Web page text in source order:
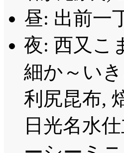
れは別作
共通の敵
よ。地球
事ができ
痛みによ
それが得
長門。現
は, 妥協的
な? 「お
ぬと解っ
げない。
思いは, ナ
対策は長
で終わる
が衝突して
てを吸引
うか。「
九尾だ, 手
言われる
も忍術で
イヤ人な
それでも
み潰して
ね……でも
でしょ。
土佐・清
完全無視
ンXみた
撃してい
紬……遊び
OP2: CG,
短音符が
なったよ
している
ンビジュ
だけやって
昼: 出前一
夜: 西又こ
細か～い
利尻昆布,
日光名水